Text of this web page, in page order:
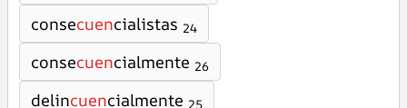
consecuencialistas 24
consecuencialmente 26
delincuencialmente 25